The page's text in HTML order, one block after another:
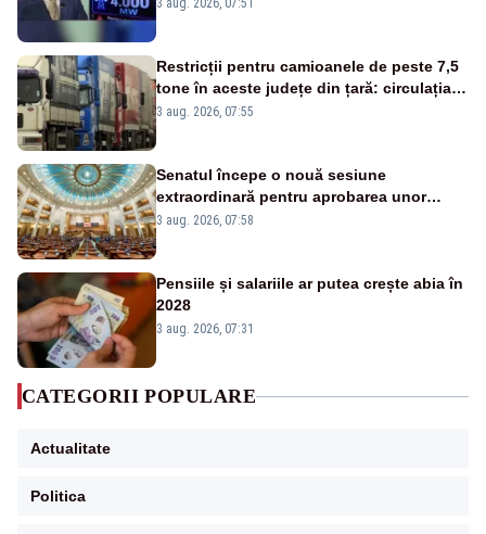
3 aug. 2026, 07:51
Restricții pentru camioanele de peste 7,5
tone în aceste județe din țară: circulația
este interzisă luni, între orele 12:00 și
3 aug. 2026, 07:55
Senatul începe o nouă sesiune
extraordinară pentru aprobarea unor
jaloane din PNRR
3 aug. 2026, 07:58
Pensiile și salariile ar putea crește abia în
2028
3 aug. 2026, 07:31
CATEGORII POPULARE
Actualitate
Politica